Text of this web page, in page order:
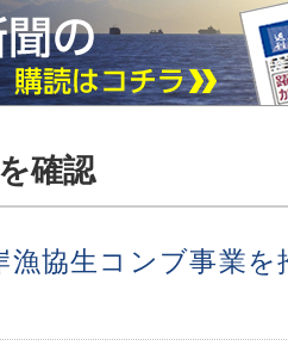
確認
漁協生コンブ事業